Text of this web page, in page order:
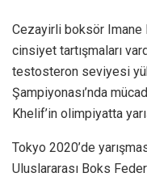
Cezayirli boksör
cinsiyet tartışmaları
testosteron seviyesi
Şampiyonası’nda
Khelif’in olimpiyatta
Tokyo 2020’de
Uluslararası Boks